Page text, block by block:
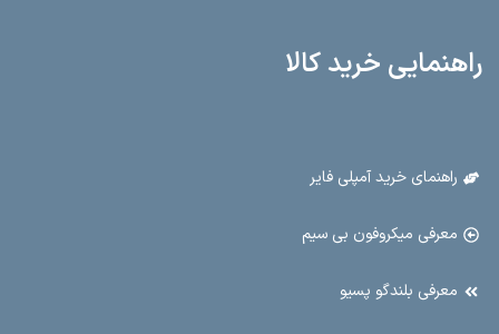
راهنمایی خرید کالا
راهنمای خرید آمپلی فایر
معرفی میکروفون بی سیم
معرفی بلندگو پسیو